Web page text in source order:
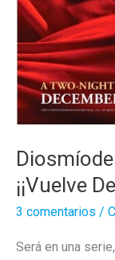
¡¡Vuelve
3 comentarios /
Será en una